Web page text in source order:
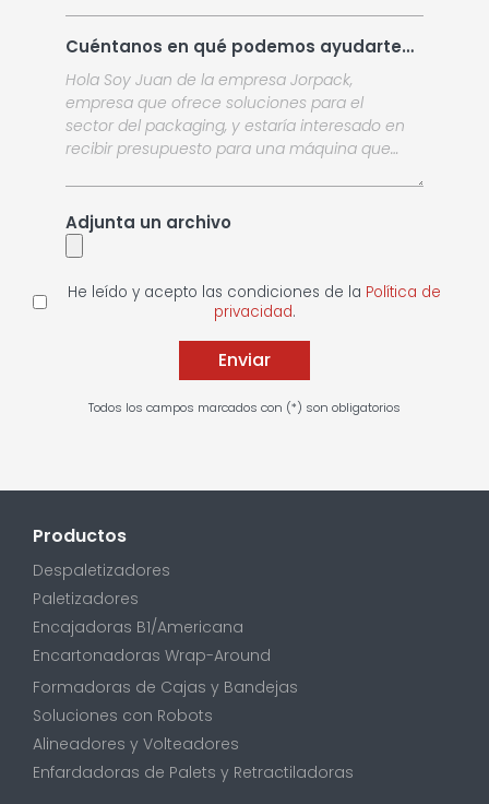
Cuéntanos en qué podemos ayudarte…
Adjunta un archivo
He leído y acepto las condiciones de la Política de
privacidad.
Todos los campos marcados con (*) son obligatorios
Productos
Despaletizadores
Paletizadores
Encajadoras B1/Americana
Encartonadoras Wrap-Around
Formadoras de Cajas y Bandejas
Soluciones con Robots
Alineadores y Volteadores
Enfardadoras de Palets y Retractiladoras